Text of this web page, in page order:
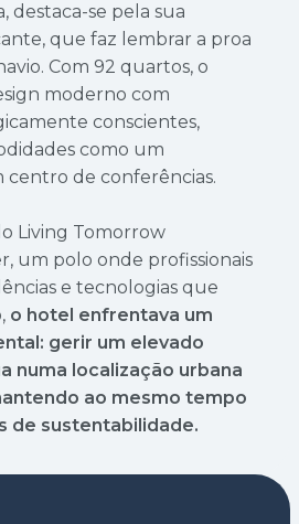
destaca-se pela sua
que faz lembrar a proa
Com 92 quartos, o
moderno com
conscientes,
como um
de conferências.
Living Tomorrow
um polo onde profissionais
e tecnologias que
o hotel enfrentava um
gerir um elevado
numa localização urbana
ao mesmo tempo
de sustentabilidade.